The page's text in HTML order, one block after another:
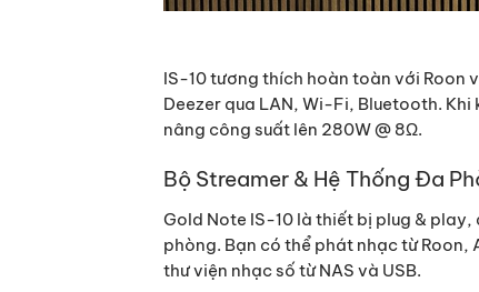
IS-10 tương thích hoàn toàn với Roon
Deezer qua LAN, Wi-Fi, Bluetooth.
nâng công suất lên 280W @ 8Ω.
Bộ Streamer & Hệ Thống Đa
Gold Note IS-10 là thiết bị plug &
phòng. Bạn có thể phát nhạc từ
thư viện nhạc số từ NAS và USB.